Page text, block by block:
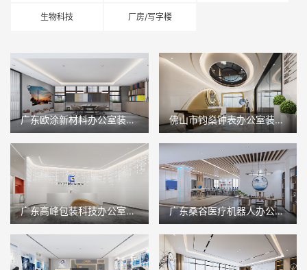
生物科技 厂房/写字楼
广东欧涂新材料办公室装修设计 佛山市钧燊钟表办公室装修设计
广东高峰包装科技办公室装修设计 广东桑谷医疗机器人办公室装修设计